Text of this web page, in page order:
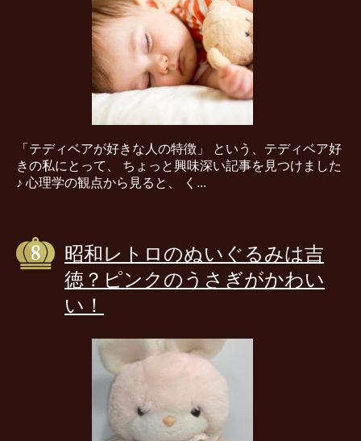
「テディベアが好きな人の特徴」 という、テディベア好
きの私にとって、 ちょっと興味深い記事を見つけました
♪ 心理学の観点から見ると、 く...
昭和レトロのぬいぐるみは吉
徳？ピンクのうさぎがかわい
い！